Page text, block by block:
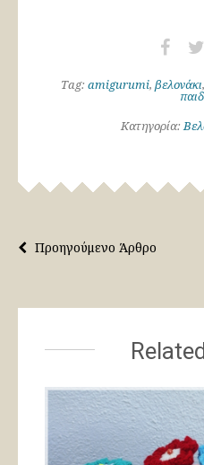
Tag: amigurumi, βελονάκι,
Κατηγορία:
Προηγούμενο Άρθρο